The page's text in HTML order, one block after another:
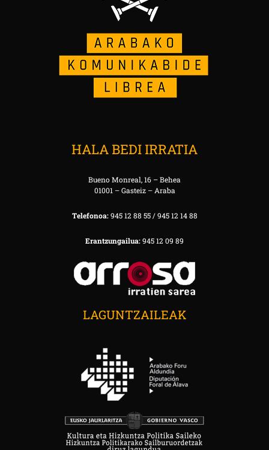
HALA BEDI IRRATIA
Bueno Monreal, 16 – Behea
01001 – Gasteiz – Araba
Telefonoa:945 12 88 55 / 945 12 14 88
Erantzungailua:945 12 09 89
LAGUNTZAILEAK